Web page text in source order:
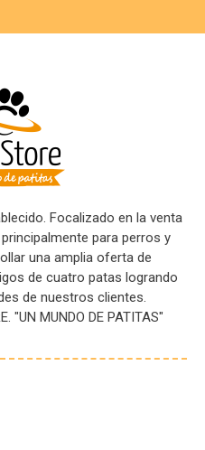
Focalizado en la venta
para perros y
una amplia oferta de
de cuatro patas logrando
de nuestros clientes.
"UN MUNDO DE PATITAS"